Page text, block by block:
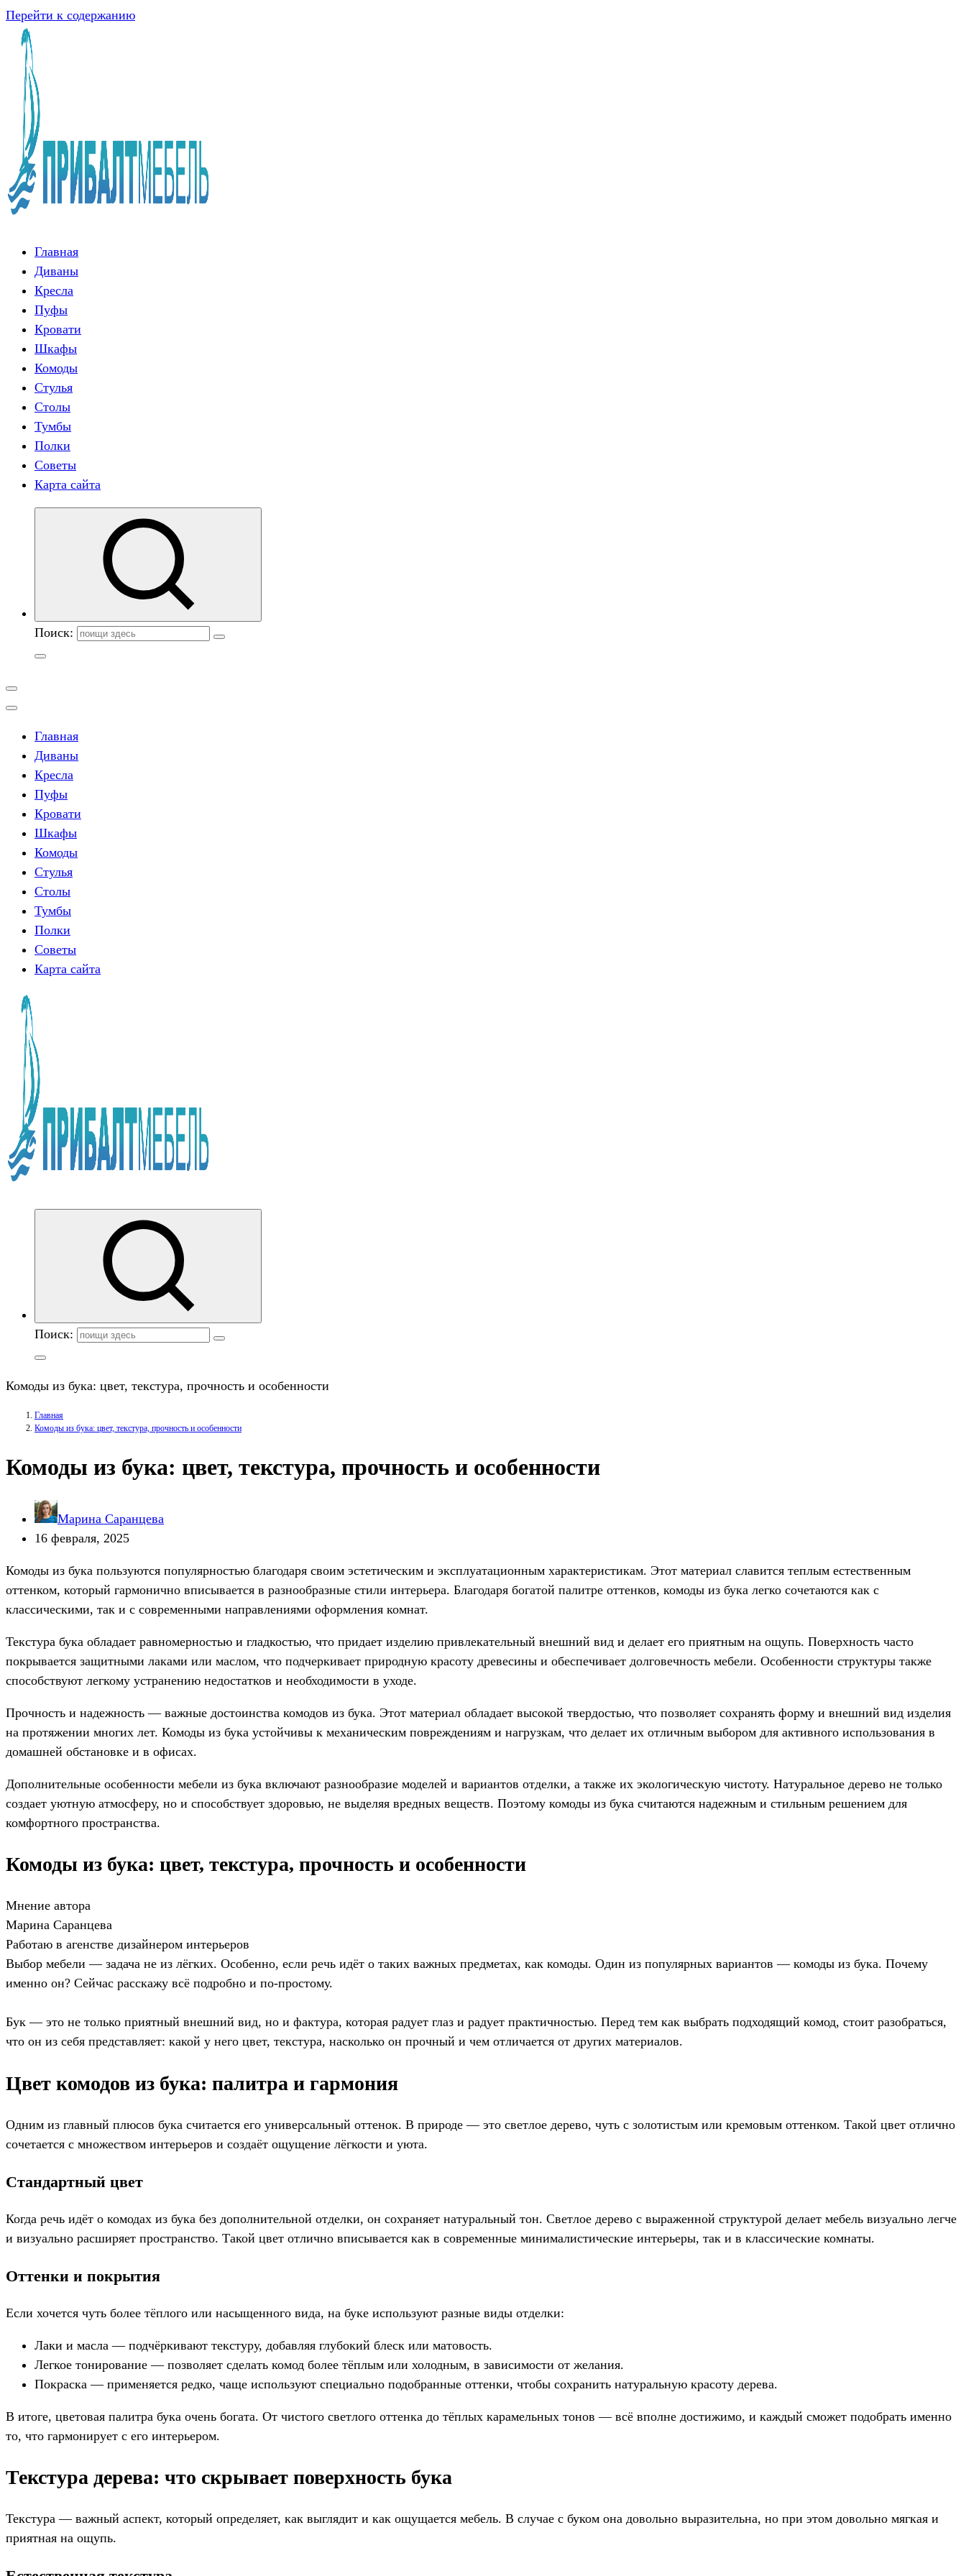
Перейти к содержанию
Главная
Диваны
Кресла
Пуфы
Кровати
Шкафы
Комоды
Стулья
Столы
Тумбы
Полки
Советы
Карта сайта
Поиск:
Главная
Диваны
Кресла
Пуфы
Кровати
Шкафы
Комоды
Стулья
Столы
Тумбы
Полки
Советы
Карта сайта
Поиск:
Комоды из бука: цвет, текстура, прочность и особенности
Главная
Комоды из бука: цвет, текстура, прочность и особенности
Комоды из бука: цвет, текстура, прочность и особенности
Марина Саранцева
16 февраля, 2025
Комоды из бука пользуются популярностью благодаря своим эстетическим и эксплуатационным характеристикам. Этот материал славится теплым естественным
оттенком, который гармонично вписывается в разнообразные стили интерьера. Благодаря богатой палитре оттенков, комоды из бука легко сочетаются как с
классическими, так и с современными направлениями оформления комнат.
Текстура бука обладает равномерностью и гладкостью, что придает изделию привлекательный внешний вид и делает его приятным на ощупь. Поверхность часто
покрывается защитными лаками или маслом, что подчеркивает природную красоту древесины и обеспечивает долговечность мебели. Особенности структуры также
способствуют легкому устранению недостатков и необходимости в уходе.
Прочность и надежность — важные достоинства комодов из бука. Этот материал обладает высокой твердостью, что позволяет сохранять форму и внешний вид изделия
на протяжении многих лет. Комоды из бука устойчивы к механическим повреждениям и нагрузкам, что делает их отличным выбором для активного использования в
домашней обстановке и в офисах.
Дополнительные особенности мебели из бука включают разнообразие моделей и вариантов отделки, а также их экологическую чистоту. Натуральное дерево не только
создает уютную атмосферу, но и способствует здоровью, не выделяя вредных веществ. Поэтому комоды из бука считаются надежным и стильным решением для
комфортного пространства.
Комоды из бука: цвет, текстура, прочность и особенности
Мнение автора
Марина Саранцева
Работаю в агенстве дизайнером интерьеров
Выбор мебели — задача не из лёгких. Особенно, если речь идёт о таких важных предметах, как комоды. Один из популярных вариантов — комоды из бука. Почему
именно он? Сейчас расскажу всё подробно и по-простому.
Бук — это не только приятный внешний вид, но и фактура, которая радует глаз и радует практичностью. Перед тем как выбрать подходящий комод, стоит разобраться,
что он из себя представляет: какой у него цвет, текстура, насколько он прочный и чем отличается от других материалов.
Цвет комодов из бука: палитра и гармония
Одним из главный плюсов бука считается его универсальный оттенок. В природе — это светлое дерево, чуть с золотистым или кремовым оттенком. Такой цвет отлично
сочетается с множеством интерьеров и создаёт ощущение лёгкости и уюта.
Стандартный цвет
Когда речь идёт о комодах из бука без дополнительной отделки, он сохраняет натуральный тон. Светлое дерево с выраженной структурой делает мебель визуально легче
и визуально расширяет пространство. Такой цвет отлично вписывается как в современные минималистические интерьеры, так и в классические комнаты.
Оттенки и покрытия
Если хочется чуть более тёплого или насыщенного вида, на буке используют разные виды отделки:
Лаки и масла — подчёркивают текстуру, добавляя глубокий блеск или матовость.
Легкое тонирование — позволяет сделать комод более тёплым или холодным, в зависимости от желания.
Покраска — применяется редко, чаще используют специально подобранные оттенки, чтобы сохранить натуральную красоту дерева.
В итоге, цветовая палитра бука очень богата. От чистого светлого оттенка до тёплых карамельных тонов — всё вполне достижимо, и каждый сможет подобрать именно
то, что гармонирует с его интерьером.
Текстура дерева: что скрывает поверхность бука
Текстура — важный аспект, который определяет, как выглядит и как ощущается мебель. В случае с буком она довольно выразительна, но при этом довольно мягкая и
приятная на ощупь.